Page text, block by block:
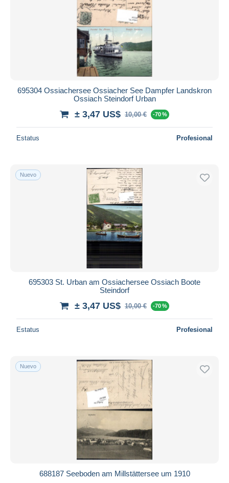
695304 Ossiachersee Ossiacher See Dampfer Landskron
Ossiach Steindorf Urban
± 3,47 US$ 10,00 € -70 %
Estatus Profesional
Nuevo
695303 St. Urban am Ossiachersee Ossiach Boote
Steindorf
± 3,47 US$ 10,00 € -70 %
Estatus Profesional
Nuevo
688187 Seeboden am Millstättersee um 1910